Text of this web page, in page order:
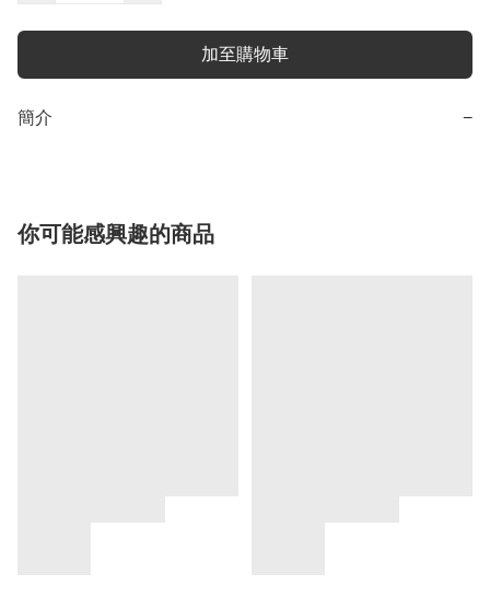
加至購物車
簡介 −
你可能感興趣的商品